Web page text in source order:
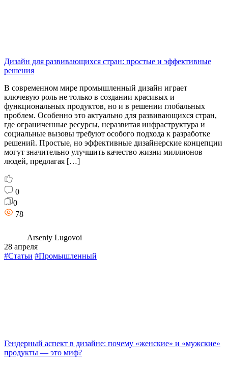
Дизайн для развивающихся стран: простые и эффективные
решения
В современном мире промышленный дизайн играет
ключевую роль не только в создании красивых и
функциональных продуктов, но и в решении глобальных
проблем. Особенно это актуально для развивающихся стран,
где ограниченные ресурсы, неразвитая инфраструктура и
социальные вызовы требуют особого подхода к разработке
решений. Простые, но эффективные дизайнерские концепции
могут значительно улучшить качество жизни миллионов
людей, предлагая […]
0
0
78
Arseniy Lugovoi
28 апреля
#Статьи #Промышленный
Гендерный аспект в дизайне: почему «женские» и «мужские»
продукты — это миф?